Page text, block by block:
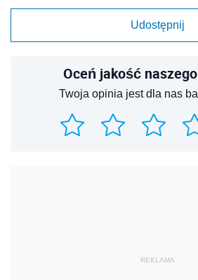
Udostępnij
Oceń jakość
Twoja opinia jest dla nas
REKLAMA